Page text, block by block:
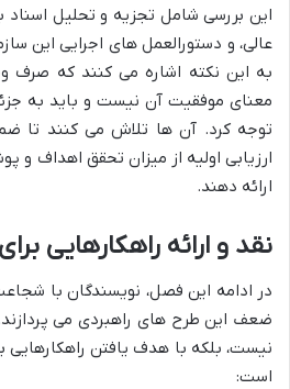
این بررسی شامل تجزیه و تحلیل اسناد
عالی، و دستورالعمل های اجرایی این
به این نکته اشاره می کنند که صرف
معنای موفقیت آن نیست و باید به
توجه کرد. آن ها تلاش می کنند تا
ارزیابی اولیه از میزان تحقق اهداف
ارائه دهند.
نقد و ارائه راهکارهایی
در ادامه این فصل، نویسندگان با
ضعف این طرح های راهبردی می
نیست، بلکه با هدف یافتن راهکارهایی
است: